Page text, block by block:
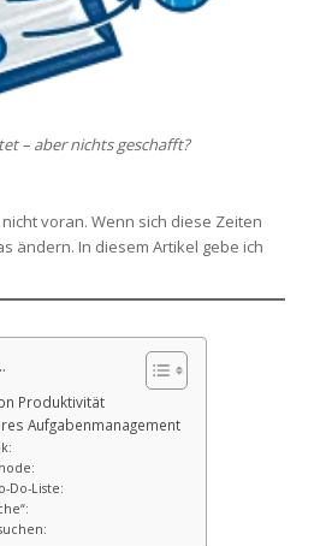
– aber nichts geschafft?
voran. Wenn sich diese Zeiten
ändern. In diesem Artikel gebe ich
Produktivität
Aufgabenmanagement
Do-Liste: